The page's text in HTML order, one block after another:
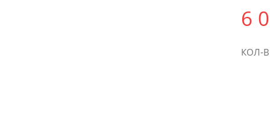
6
КОЛ-